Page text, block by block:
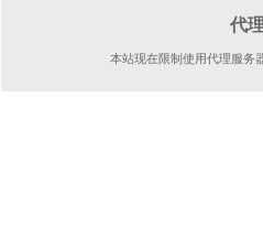
代
本站现在限制使用代理服务